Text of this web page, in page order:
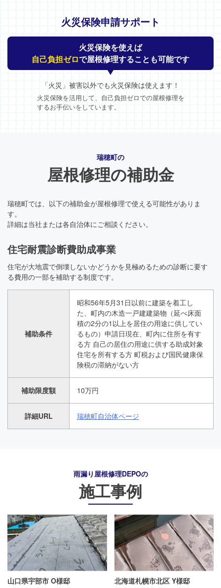
火災保険申請サポート
火災保険を使えば
自己負担ゼロで屋根修理することも可能です
「火災」被害以外でも火災保険は使えます！
火災保険を活用して、自己負担ゼロでの屋根修理を
するお手伝いをしています。
瑞穂町の
屋根修理の補助金
瑞穂町では、以下の補助金が屋根修理で使える可能性がありま
す。
詳細は当社または各自治体にご相談ください。
住宅耐震診断費助成事業
住宅が大地震で倒壊しないかどうかを見極めるための診断に要す
る費用の一部を補助する制度です。
補助条件
昭和56年5月31日以前に建築を着工し
た、町内の木造一戸建建築物（延べ床面
積の2分の1以上を居住の用途に供してい
るもの）申請日現在、町内に住所を有す
る方 自己の居住の用途に供する助成対象
住宅を所有する方 町税および国民健康保
険税の滞納がない方
補助限度額 10万円
詳細URL 瑞穂町自治体ページ
雨漏り屋根修理DEPOの
施工事例
山口県宇部市 O様邸 北海道札幌市北区 Y様邸